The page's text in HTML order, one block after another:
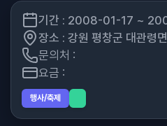
기간 : 2008-01-17 ~
장소 : 강원 평창군 대관령
문의처 :
요금 :
행사/축제